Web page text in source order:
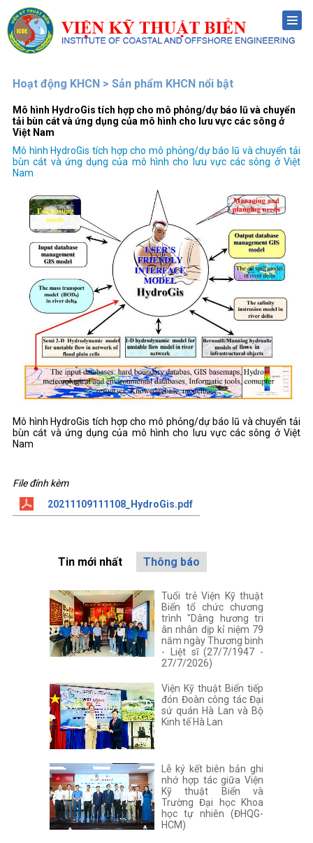
Menu
Hoạt động KHCN > Sản phẩm KHCN nổi bật
Mô hình HydroGis tích hợp cho mô phỏng/dự báo lũ và chuyển
tải bùn cát và ứng dụng của mô hình cho lưu vực các sông ở
Việt Nam
Mô hình HydroGis tích hợp cho mô phỏng/dự báo lũ và chuyển tải
bùn cát và ứng dụng của mô hình cho lưu vực các sông ở Việt
Nam
Mô hình HydroGis tích hợp cho mô phỏng/dự báo lũ và chuyển tải
bùn cát và ứng dụng của mô hình cho lưu vực các sông ở Việt
Nam
File đính kèm
20211109111108_HydroGis.pdf
Tin mới nhất Thông báo
Tuổi trẻ Viện Kỹ thuật
Biển tổ chức chương
trình "Dâng hương tri
ân nhân dịp kỉ niệm 79
năm ngày Thương binh
- Liệt sĩ (27/7/1947 -
27/7/2026)
Viện Kỹ thuật Biển tiếp
đón Đoàn công tác Đại
sứ quán Hà Lan và Bộ
Kinh tế Hà Lan
Lễ ký kết biên bản ghi
nhớ hợp tác giữa Viện
Kỹ thuật Biển và
Trường Đại học Khoa
học tự nhiên (ĐHQG-
HCM)